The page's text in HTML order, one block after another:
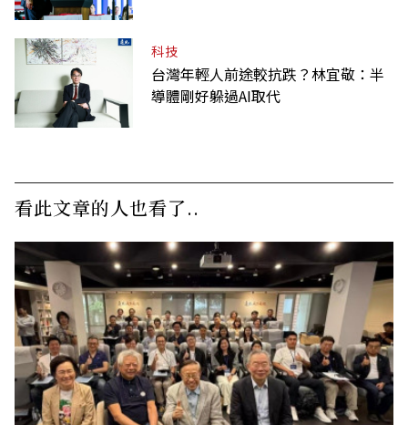
科技
台灣年輕人前途較抗跌？林宜敬：半
導體剛好躲過AI取代
看此文章的人也看了..